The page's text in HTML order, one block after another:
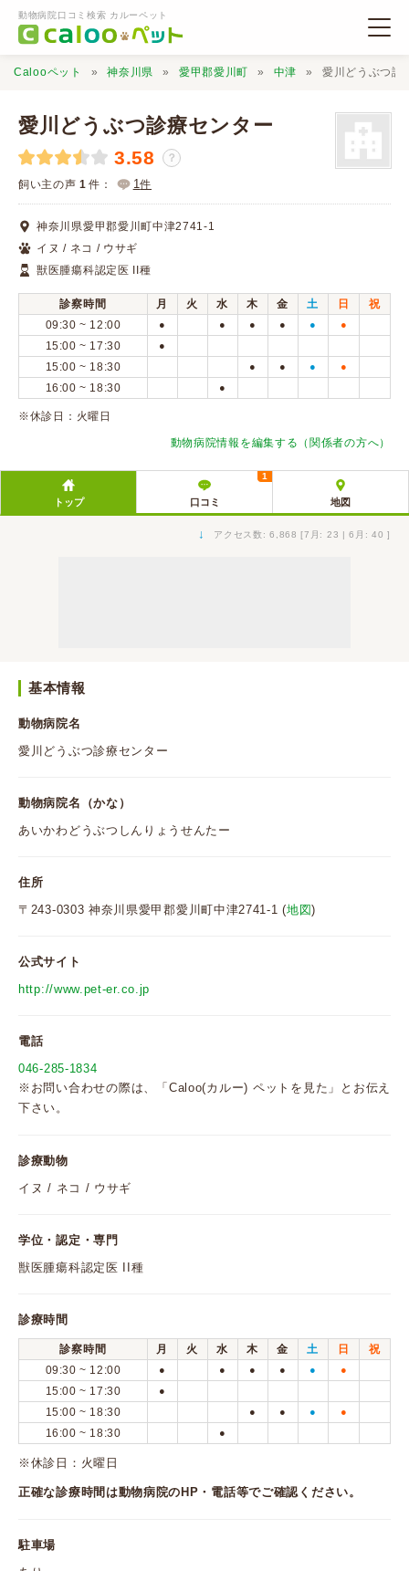
動物病院口コミ検索 カルーペット
動物病院検索
口コミ検索
Calooペットとは？
口コミ投稿
Calooペット 神奈川県 愛甲郡愛川町 中津 愛川どうぶつ診
愛川どうぶつ診療センター
3.58 ？
飼い主の声 1 件： 1件
神奈川県愛甲郡愛川町中津2741-1
イヌ / ネコ / ウサギ
獣医腫瘍科認定医 II種
診察時間 月 火 水 木 金 土 日
祝
09:30 ~ 12:00
● ● ● ● ● ●
15:00 ~ 17:30 ●
15:00 ~ 18:30 ● ● ● ●
16:00 ~ 18:30 ●
※休診日：火曜日
動物病院情報を編集する（関係者の方へ）
トップ 口コミ
1
地図
↓ アクセス数: 6,868 [7月: 23 | 6月: 40 ]
基本情報
動物病院名
愛川どうぶつ診療センター
動物病院名（かな）
あいかわどうぶつしんりょうせんたー
住所
〒243-0303 神奈川県愛甲郡愛川町中津2741-1 (地図)
公式サイト
http://www.pet-er.co.jp
電話
046-285-1834
※お問い合わせの際は、「Caloo(カルー) ペットを見た」とお伝え
下さい。
診療動物
イヌ / ネコ / ウサギ
学位・認定・専門
獣医腫瘍科認定医 II種
診療時間
診察時間 月 火 水 木 金 土 日
祝
09:30 ~ 12:00
● ● ● ● ● ●
15:00 ~ 17:30 ●
15:00 ~ 18:30 ● ● ● ●
16:00 ~ 18:30 ●
※休診日：火曜日
正確な診療時間は動物病院のHP・電話等でご確認ください。
駐車場